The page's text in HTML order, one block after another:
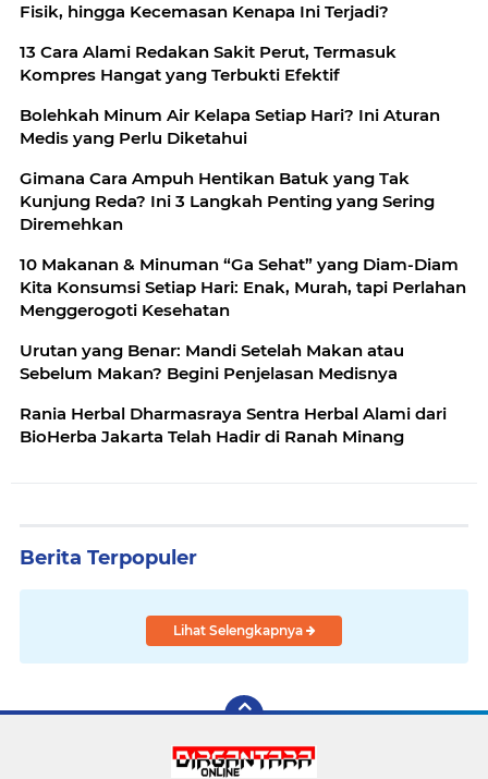
Fisik, hingga Kecemasan Kenapa Ini Terjadi?
13 Cara Alami Redakan Sakit Perut, Termasuk
Kompres Hangat yang Terbukti Efektif
Bolehkah Minum Air Kelapa Setiap Hari? Ini Aturan
Medis yang Perlu Diketahui
Gimana Cara Ampuh Hentikan Batuk yang Tak
Kunjung Reda? Ini 3 Langkah Penting yang Sering
Diremehkan
10 Makanan & Minuman “Ga Sehat” yang Diam-Diam
Kita Konsumsi Setiap Hari: Enak, Murah, tapi Perlahan
Menggerogoti Kesehatan
Urutan yang Benar: Mandi Setelah Makan atau
Sebelum Makan? Begini Penjelasan Medisnya
Rania Herbal Dharmasraya Sentra Herbal Alami dari
BioHerba Jakarta Telah Hadir di Ranah Minang
Berita Terpopuler
Lihat Selengkapnya